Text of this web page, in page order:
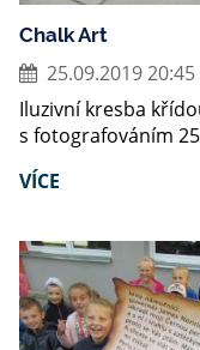
Chalk Art
25.09.2019 20:45
Iluzivní kresba
s fotografováním
VÍCE